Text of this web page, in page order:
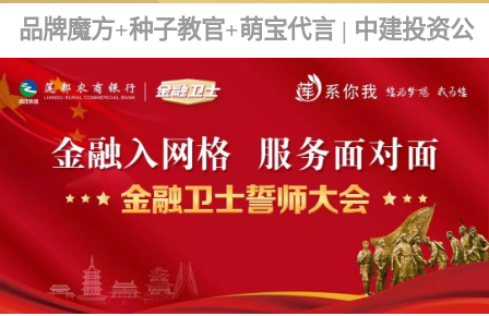
品牌魔方+种子教官+萌宝代言 | 中建投资公司品牌文化发布